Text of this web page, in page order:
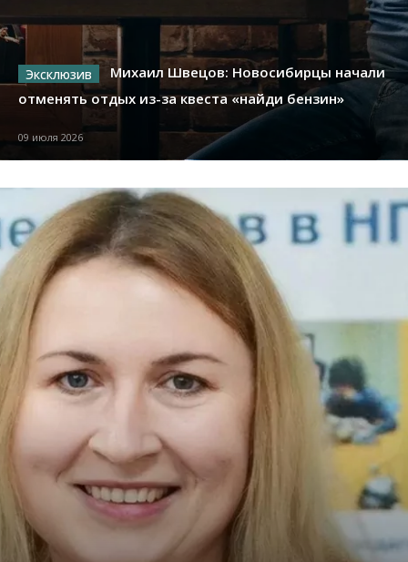
Михаил Швецов: Новосибирцы начали
отменять отдых из-за квеста «найди бензин»
09 июля 2026